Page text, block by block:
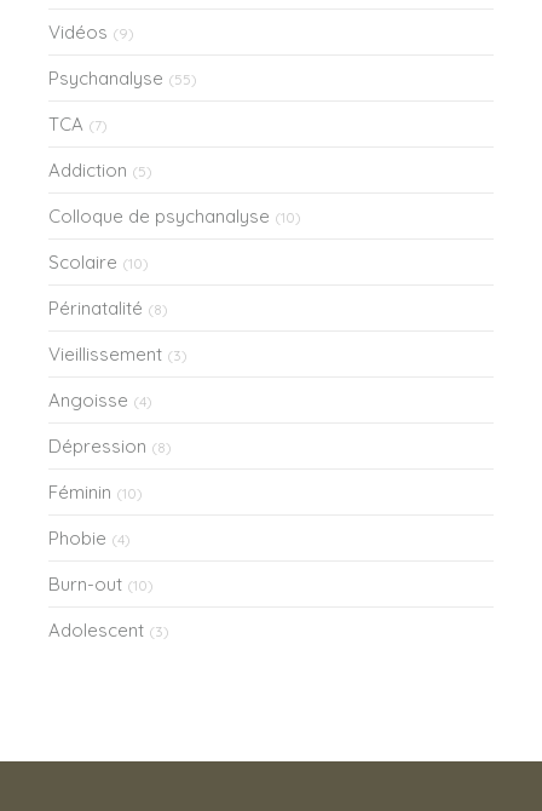
Vidéos (9)
Psychanalyse (55)
TCA (7)
Addiction (5)
Colloque de psychanalyse (10)
Scolaire (10)
Périnatalité (8)
Vieillissement (3)
Angoisse (4)
Dépression (8)
Féminin (10)
Phobie (4)
Burn-out (10)
Adolescent (3)